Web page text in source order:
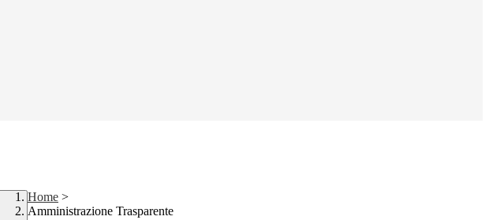
Home >
Amministrazione Trasparente